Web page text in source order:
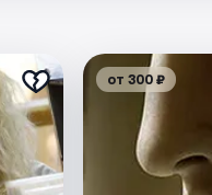
от 300 ₽